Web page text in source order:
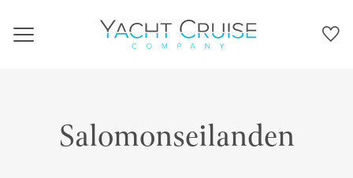
Navigation
Salomonseilanden